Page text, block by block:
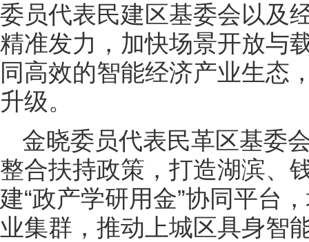
委员代表民建区基委会以及
精准发力，加快场景开放与
同高效的智能经济产业生态
升级。
金晓委员代表民革区基委
整合扶持政策，打造湖滨、
建“政产学研用金”协同平台
业集群，推动上城区具身智